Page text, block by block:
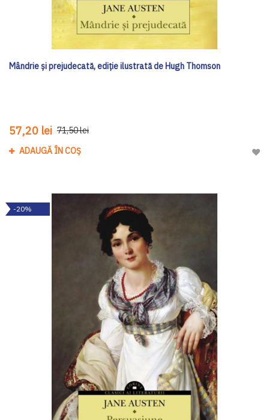
Mândrie și prejudecată, ediție ilustrată de Hugh Thomson
57,20 lei 71,50 lei
ADAUGĂ ÎN COȘ
-20%